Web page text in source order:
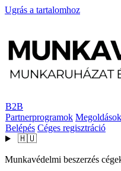
Ugrás a tartalomhoz
B2B
Partnerprogramok Megoldások
Belépés Céges regisztráció
🇭🇺
Munkavédelmi beszerzés